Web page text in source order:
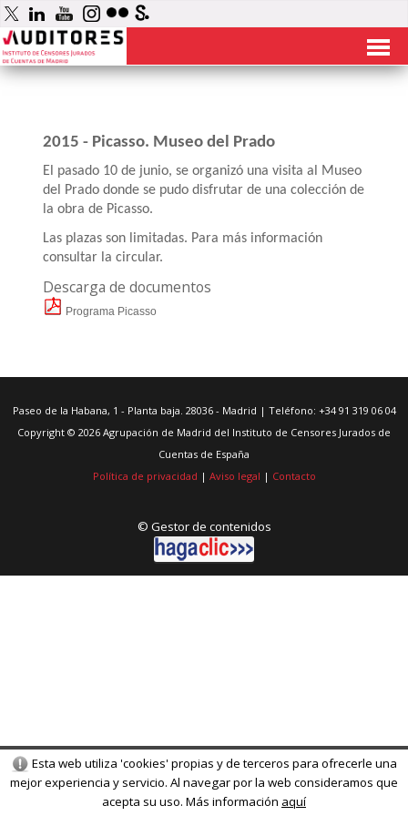
Esta web utiliza 'cookies' propias y de terceros para ofrecerle una
mejor experiencia y servicio. Al navegar por la web consideramos que
acepta su uso. Más información aquí
2015 - Picasso. Museo del Prado
El pasado 10 de junio, se organizó una visita al Museo
del Prado donde se pudo disfrutar de una colección de
la obra de Picasso.
Las plazas son limitadas. Para más información
consultar la circular.
Descarga de documentos
Programa Picasso
Paseo de la Habana, 1 - Planta baja. 28036 - Madrid | Teléfono: +34 91 319 06 04
Copyright © 2026 Agrupación de Madrid del Instituto de Censores Jurados de
Cuentas de España
Política de privacidad | Aviso legal | Contacto
© Gestor de contenidos